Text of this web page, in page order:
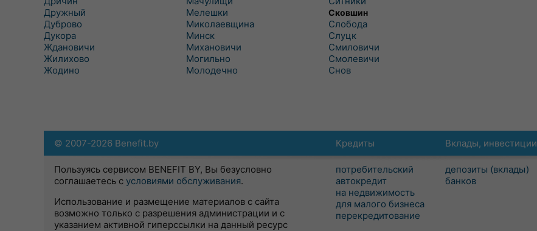
Дружный
Дуброво
Дукора
Ждановичи
Жилихово
Жодино
Мелешки
Миколаевщина
Минск
Михановичи
Могильно
Молодечно
Сковшин
Слобода
Слуцк
Смиловичи
Смолевичи
Снов
Кредиты
потребительский
автокредит
на недвижимость
для малого бизнеса
перекредитование
Вклады, инвестиции
депозиты (вклады)
банков
© 2007-2026 Benefit.by
Пользуясь сервисом BENEFIT BY, Вы безусловно
соглашаетесь с условиями обслуживания.
Использование и размещение материалов с сайта
возможно только с разрешения администрации и с
указанием активной гиперссылки на данный ресурс